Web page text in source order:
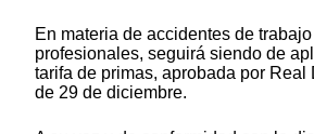
En materia de accidentes de
profesionales, seguirá siendo de
tarifa de primas, aprobada por Real
de 29 de diciembre.